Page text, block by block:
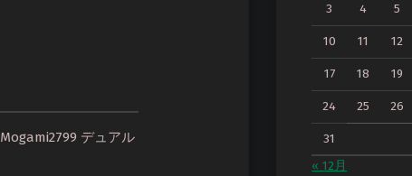
Mogami2799 デュアル
3 4 5
10 11 12
17 18 19
24 25 26
31
« 12月